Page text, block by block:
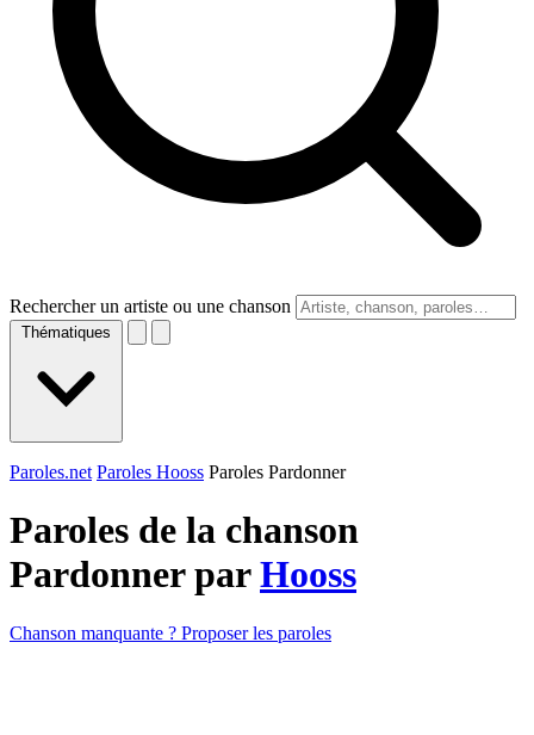
Rechercher un artiste ou une chanson
Thématiques
Paroles.net Paroles Hooss Paroles Pardonner
Paroles de la chanson
Pardonner parHooss
Chanson manquante ? Proposer les paroles